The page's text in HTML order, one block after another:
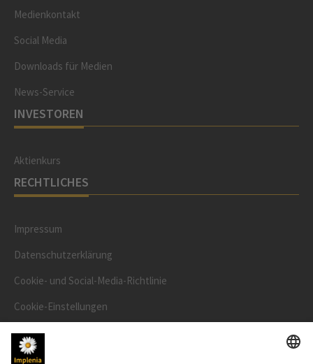
Medienkontakt
Social Media
Downloads für Medien
News-Service
INVESTOREN
Aktienkurs
RECHTLICHES
Impressum
Datenschutzerklärung
Cookie- und Social-Media-Richtlinie
Cookie-Einstellungen
Speak Up Line
AKTIENKURS